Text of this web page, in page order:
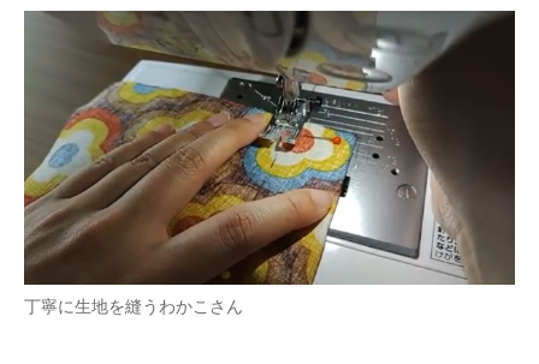
丁寧に生地を縫うわかこさん